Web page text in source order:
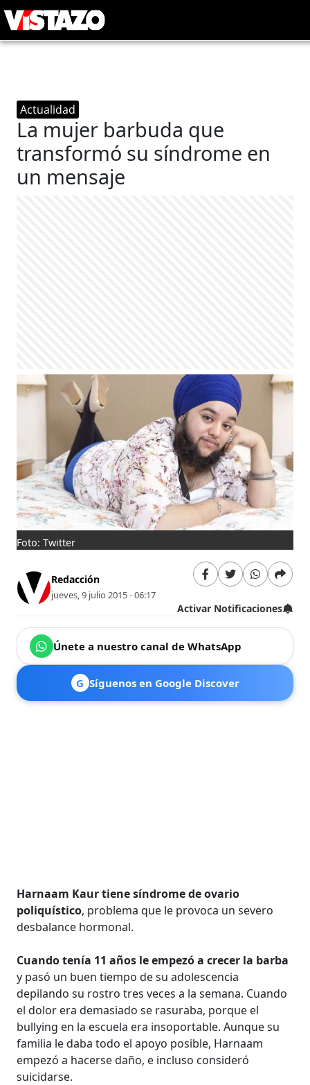
Actualidad
La mujer barbuda que
transformó su síndrome en
un mensaje
Foto: Twitter
Redacción
jueves, 9 julio 2015 - 06:17
Activar Notificaciones
Únete a nuestro canal de WhatsApp
G Síguenos en Google Discover
Harnaam Kaur tiene síndrome de ovario
poliquístico, problema que le provoca un severo
desbalance hormonal.
Cuando tenía 11 años le empezó a crecer la barba
y pasó un buen tiempo de su adolescencia
depilando su rostro tres veces a la semana. Cuando
el dolor era demasiado se rasuraba, porque el
bullying en la escuela era insoportable. Aunque su
familia le daba todo el apoyo posible, Harnaam
empezó a hacerse daño, e incluso consideró
suicidarse.